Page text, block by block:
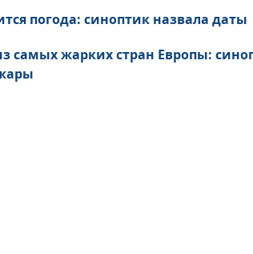
погода: синоптик назвала даты
самых жарких стран Европы: